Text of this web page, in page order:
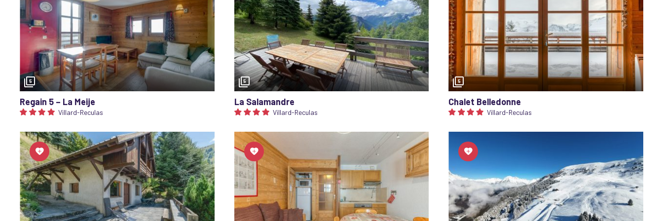
DES TARIFS NÉGOCIÉS
ski !
Nos clients ayant réservé leur logement via la Centrale de
Réservation bénéficient detarifs privilégiés sur les forfaits de ski
de 6 jours.
5
Regain 5 – La Meije
Villard-Reculas
5
La Salamandre
Villard-Reculas
5
Chalet Belledonne
Villard-Reculas